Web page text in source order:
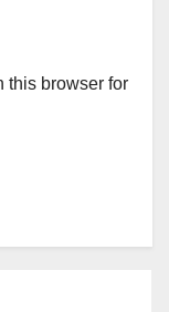
this browser for